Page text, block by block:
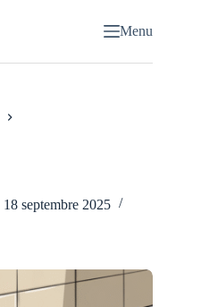
Menu
18 septembre 2025